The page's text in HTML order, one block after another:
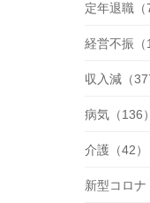
定年退職（7
経営不振（
収入減（
病気（136）
介護（42）
新型コロナ